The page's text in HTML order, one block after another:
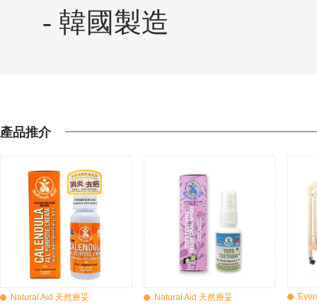
- 韓國製造
產品推介
Natural Aid 天然療妥
Natural Aid 天然療妥